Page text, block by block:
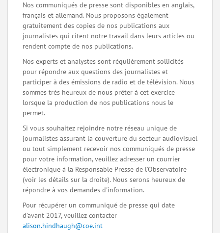
Nos communiqués de presse sont disponibles en anglais,
français et allemand. Nous proposons également
gratuitement des copies de nos publications aux
journalistes qui citent notre travail dans leurs articles ou
rendent compte de nos publications.
Nos experts et analystes sont régulièrement sollicités
pour répondre aux questions des journalistes et
participer à des émissions de radio et de télévision. Nous
sommes très heureux de nous prêter à cet exercice
lorsque la production de nos publications nous le
permet.
Si vous souhaitez rejoindre notre réseau unique de
journalistes assurant la couverture du secteur audiovisuel
ou tout simplement recevoir nos communiqués de presse
pour votre information, veuillez adresser un courrier
électronique à la Responsable Presse de l'Observatoire
(voir les détails sur la droite). Nous serons heureux de
répondre à vos demandes d'information.
Pour récupérer un communiqué de presse qui date
d'avant 2017, veuillez contacter
alison.hindhaugh@coe.int